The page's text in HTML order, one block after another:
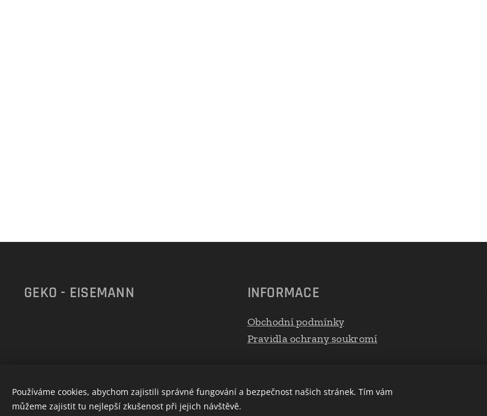
GEKO - EISEMANN INFORMACE
Obchodní podmínky
Pravidla ochrany soukromí
Používáme cookies, abychom zajistili správné fungování a bezpečnost našich stránek. Tím vám
můžeme zajistit tu nejlepší zkušenost při jejich návštěvě.